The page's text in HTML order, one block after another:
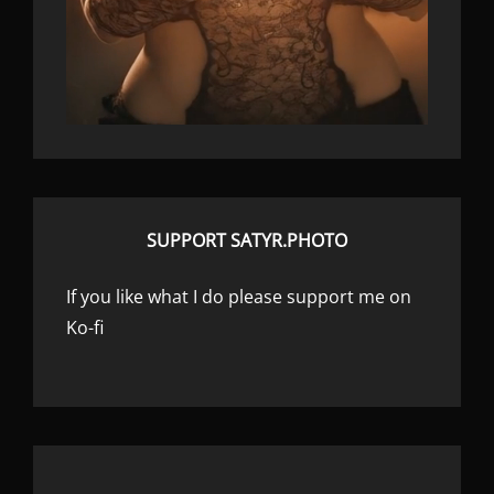
SUPPORT SATYR.PHOTO
If you like what I do please support me on
Ko-fi